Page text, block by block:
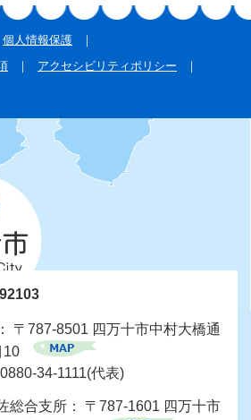
個人情報保護
アクセシビリティポリシー
〒787-8501 四万十市中村大橋通
10
34-1111(代表)
総合支所： 〒787-1601 四万十市